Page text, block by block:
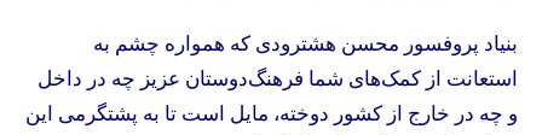
بنیاد پروفسور محسن هشترودی که همواره چشم به
استعانت از کمک‌های شما فرهنگ‌دوستان عزیز چه در داخل
و چه در خارج از کشور دوخته، مایل است تا به پشتگرمی این